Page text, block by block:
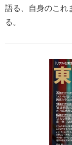
語る、自身のこれ
る。